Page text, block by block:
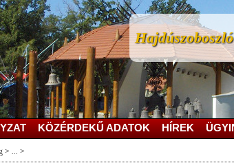
KÖZÉRDEKŰ ADATOK HÍREK
> ... >